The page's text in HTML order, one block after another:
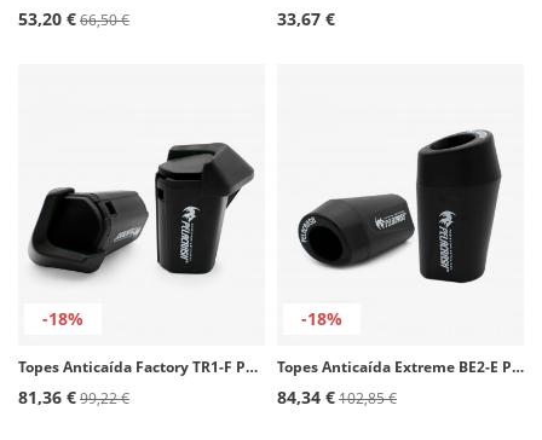
53,20 €66,50 € 33,67 €
-18%
Topes Anticaída Factory TR1-F Pelacrash para Triumph Street Triple 675/765
81,36 €99,22 €
-18%
Topes Anticaída Extreme BE2-E Pelacrash para Benelli BN125
84,34 €102,85 €